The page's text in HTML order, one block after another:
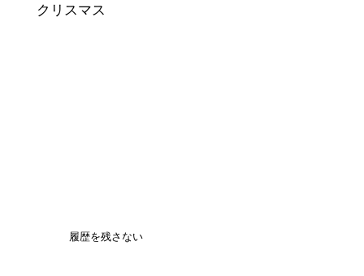
クリスマス
履歴を残さない